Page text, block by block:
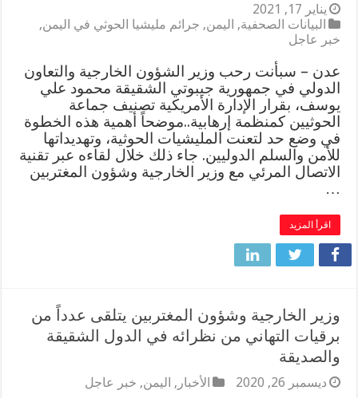
يناير 17, 2021
البيانات الصحفية, اليمن, جرائم مليشيا الحوثي في اليمن,
خبر عاجل
عدن – سبأنت رحب وزير الشؤون الخارجية والتعاون
الدولي في جمهورية جيبوتي الشقيقة محمود علي
يوسف، بقرار الإدارة الأمريكية تصنيف جماعة
الحوثيين كمنظمة إرهابية..موضحاً أهمية هذه الخطوة
في وضع حد لتعنت المليشيات الحوثية، وتهديداتها
للأمن والسلم الدوليين. جاء ذلك خلال لقاءه عبر تقنية
الاتصال المرئي مع وزير الخارجية وشؤون المغتربين
…
اقرأ المزيد
وزير الخارجية وشؤون المغتربين يتلقى عدداً من
برقيات التهاني من نظرائه في الدول الشقيقة
والصديقة
ديسمبر 26, 2020 الأخبار , اليمن, خبر عاجل